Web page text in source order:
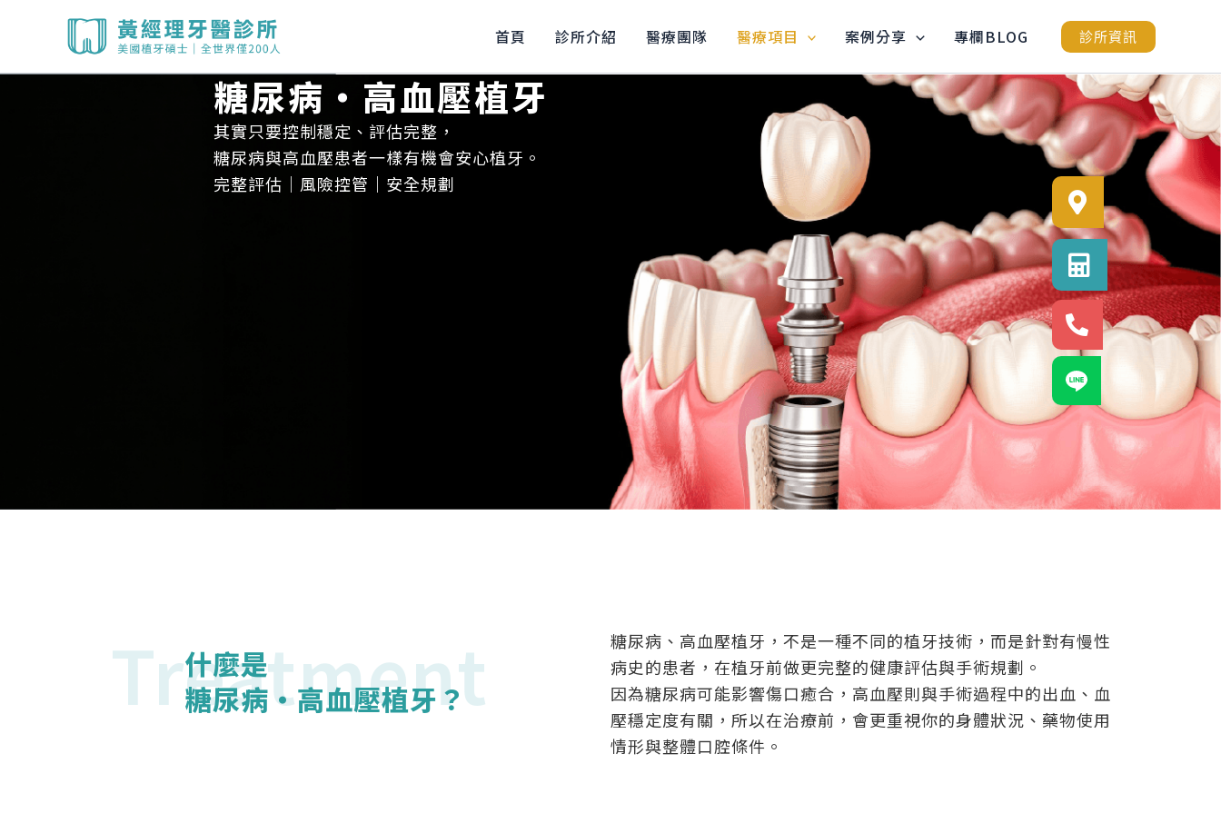
首頁 診所介紹 醫療團隊 醫療項目 案例分享 專欄BLOG 診所資訊
糖尿病・高血壓植牙
其實只要控制穩定、評估完整，
糖尿病與高血壓患者一樣有機會安心植牙。
完整評估｜風險控管｜安全規劃
Treatment
什麼是
糖尿病・高血壓植牙？
糖尿病、高血壓植牙，不是一種不同的植牙技術，而是針對有慢性
病史的患者，在植牙前做更完整的健康評估與手術規劃。
因為糖尿病可能影響傷口癒合，高血壓則與手術過程中的出血、血
壓穩定度有關，所以在治療前，會更重視你的身體狀況、藥物使用
情形與整體口腔條件。
診所電話
診所位置
24小時專線
官方LINE@